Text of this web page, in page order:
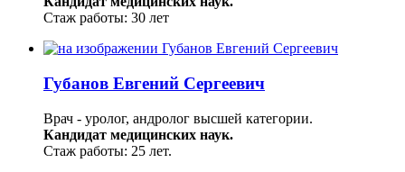
Стаж работы: 30 лет
Губанов Евгений Сергеевич
Врач - уролог, андролог высшей категории.
Кандидат медицинских наук.
Стаж работы: 25 лет.